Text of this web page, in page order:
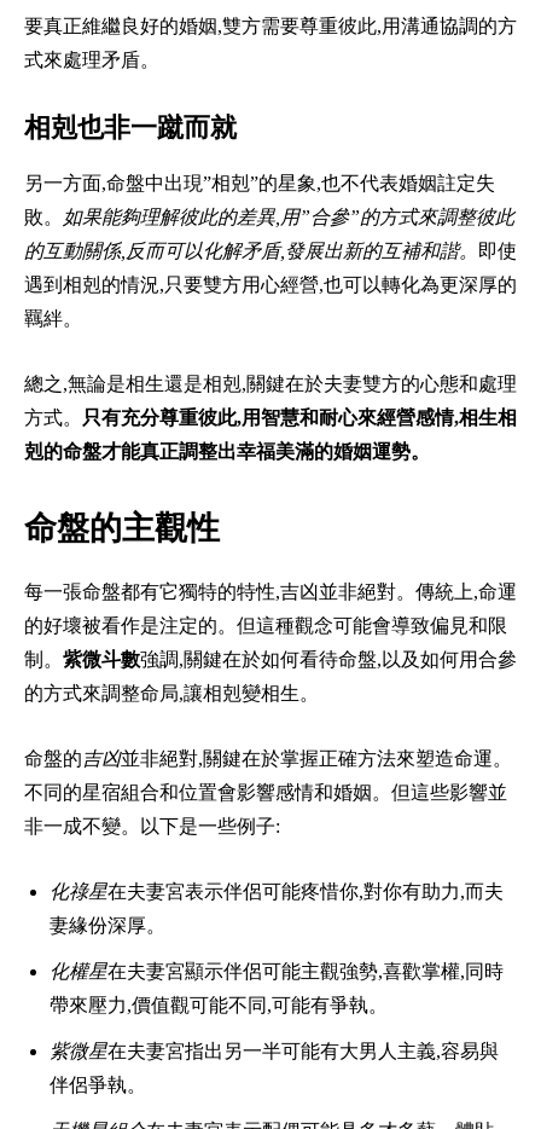
要真正維繼良好的婚姻,雙方需要尊重彼此,用溝通協調的方
式來處理矛盾。
相剋也非一蹴而就
另一方面,命盤中出現”相剋”的星象,也不代表婚姻註定失
敗。
如果能夠理解彼此的差異,用”合參”的方式來調整彼此
的互動關係,反而可以化解矛盾,發展出新的互補和諧。
即使
遇到相剋的情況,只要雙方用心經營,也可以轉化為更深厚的
羈絆。
總之,無論是相生還是相剋,關鍵在於夫妻雙方的心態和處理
方式。
只有充分尊重彼此,用智慧和耐心來經營感情,相生相
剋的命盤才能真正調整出幸福美滿的婚姻運勢。
命盤的主觀性
每一張命盤都有它獨特的特性,吉凶並非絕對。傳統上,命運
的好壞被看作是注定的。但這種觀念可能會導致偏見和限
制。 紫微斗數強調,關鍵在於如何看待命盤,以及如何用合參
的方式來調整命局,讓相剋變相生。
命盤的吉凶並非絕對,關鍵在於掌握正確方法來塑造命運。
不同的星宿組合和位置會影響感情和婚姻。但這些影響並
非一成不變。以下是一些例子:
化祿星在夫妻宮表示伴侶可能疼惜你,對你有助力,而夫
妻緣份深厚。
化權星在夫妻宮顯示伴侶可能主觀強勢,喜歡掌權,同時
帶來壓力,價值觀可能不同,可能有爭執。
紫微星在夫妻宮指出另一半可能有大男人主義,容易與
伴侶爭執。